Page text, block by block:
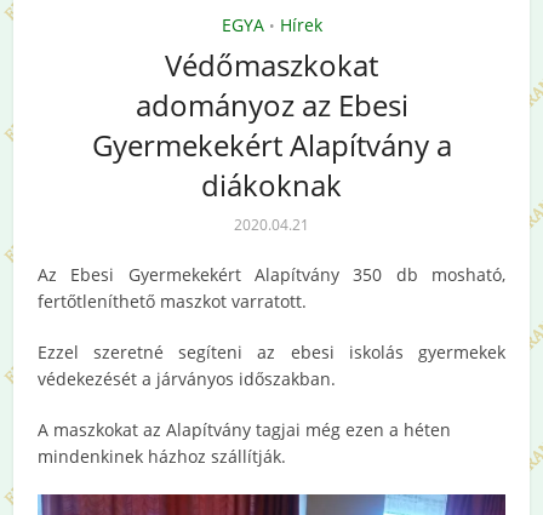
EGYA • Hírek
Védőmaszkokat
adományoz az Ebesi
Gyermekekért Alapítvány a
diákoknak
2020.04.21
Az Ebesi Gyermekekért Alapítvány 350 db mosható,
fertőtleníthető maszkot varratott.
Ezzel szeretné segíteni az ebesi iskolás gyermekek
védekezését a járványos időszakban.
A maszkokat az Alapítvány tagjai még ezen a héten
mindenkinek házhoz szállítják.